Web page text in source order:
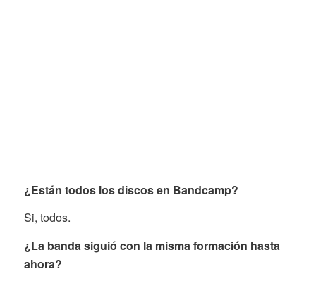
¿Están todos los discos en Bandcamp?
Si, todos.
¿La banda siguió con la misma formación hasta
ahora?